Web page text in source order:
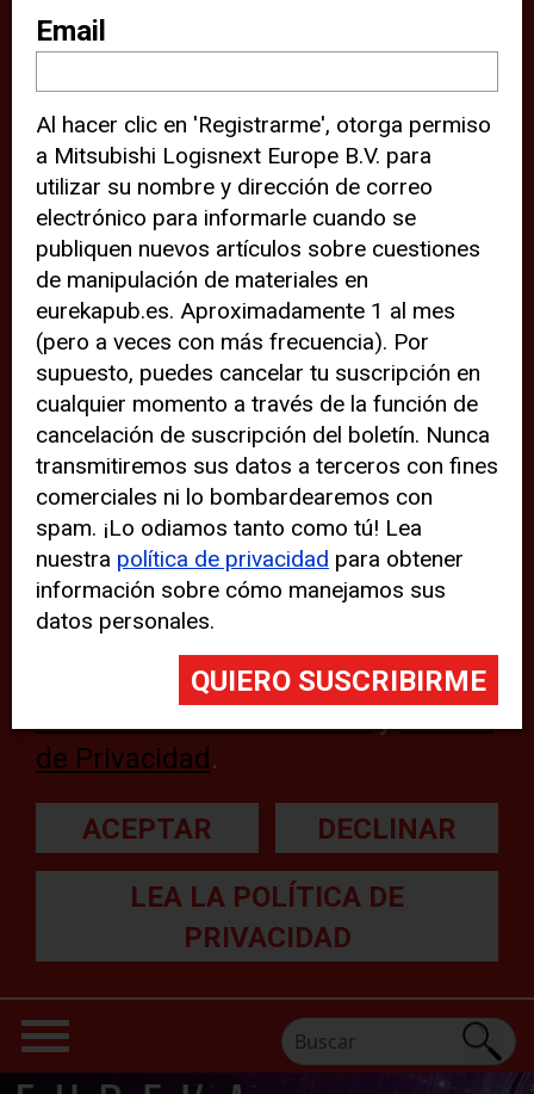
sitio web (por ejemplo, ofreciéndole
información de ubicación). Estas
terceras partes también definen
cookies en su dispositivo y pueden
rastrear su comportamiento en
internet. Al hacer clic en “Aceptar”,
significa que está de acuerdo con el
uso de cookies analíticas y de
terceros para tener una experiencia
óptima en nuestro sitio web. Si
elige “Declinar” el uso de cookies
analíticas y de terceros, evitará que
terceras partes rastreen su
comportamiento en nuestro sitio
web, aunque pueden aparecer
problemas técnicos con el sitio
web. Para obtener más
información, lea nuestra
de Privacidad .
ACEPTAR DECLINAR
LEA LA POLÍTICA DE
PRIVACIDAD
Email
Al hacer clic en 'Registrarme', otorga permiso
a Mitsubishi Logisnext Europe B.V. para
utilizar su nombre y dirección de correo
electrónico para informarle cuando se
publiquen nuevos artículos sobre cuestiones
de manipulación de materiales en
eurekapub.es. Aproximadamente 1 al mes
(pero a veces con más frecuencia). Por
supuesto, puedes cancelar tu suscripción en
cualquier momento a través de la función de
cancelación de suscripción del boletín. Nunca
transmitiremos sus datos a terceros con fines
comerciales ni lo bombardearemos con
spam. ¡Lo odiamos tanto como tú! Lea
nuestra política de privacidad para obtener
información sobre cómo manejamos sus
datos personales.